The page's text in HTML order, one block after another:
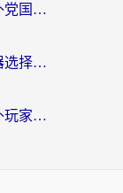
超越时空的猫加速器排行榜：海外党国服游戏不卡顿的终极选择指南
英国玩枪神纪总卡顿？这篇加速器选择指南帮你告别延迟（附实测推荐）
最强蜗牛迅游加速器有用吗？海外玩家国服游戏加速避坑指南（附德国玩忍者必须死3流星蝴蝶剑解决办法）